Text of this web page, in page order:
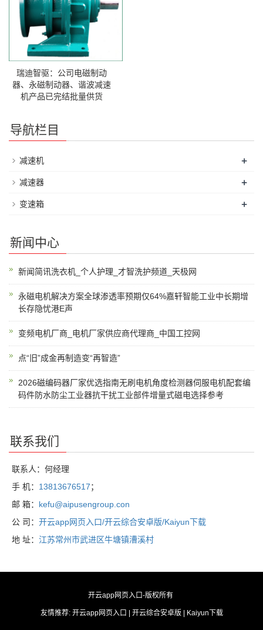
瑞迪智驱：公司电磁制动
器、永磁制动器、谐波减速
机产品已完结批量供货
导航栏目
减速机 +
减速器 +
变速箱 +
新闻中心
新闻简讯洗衣机_个人护理_才智洗护频道_天极网
永磁电机解决方案全球渗透率预期仅64%嘉轩智能工业中长期增
长存隐忧港E声
变频电机厂商_电机厂家供应商代理商_中国工控网
点“旧”成金再制造变“再智造”
2026磁编码器厂家优选指南无刷电机角度检测器伺服电机配套编
码件防水防尘工业器抗干扰工业部件增量式磁电选择参考
联系我们
联系人：何经理
手 机： 13813676517；
邮 箱： kefu@aipusengroup.con
公 司： 开云app网页入口/开云综合安卓版/Kaiyun下载
地 址： 江苏常州市武进区牛塘镇漕溪村
开云app网页入口-版权所有
友情推荐: 开云app网页入口 开云综合安卓版 Kaiyun下载